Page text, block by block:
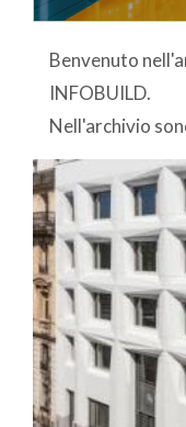
Benvenuto
INFOBUILD.
Nell'archivio